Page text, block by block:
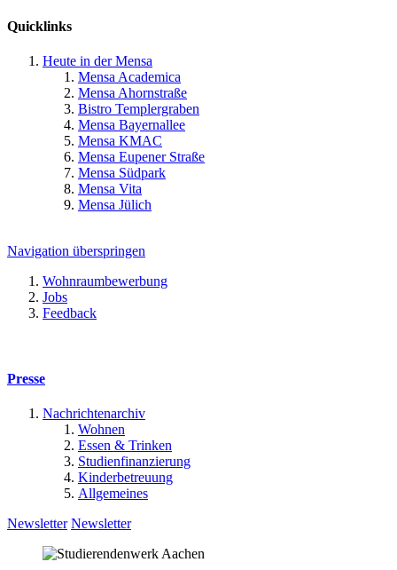
Quicklinks
Heute in der Mensa
Mensa Academica
Mensa Ahornstraße
Bistro Templergraben
Mensa Bayernallee
Mensa KMAC
Mensa Eupener Straße
Mensa Südpark
Mensa Vita
Mensa Jülich
Navigation überspringen
Wohnraumbewerbung
Jobs
Feedback
Presse
Nachrichtenarchiv
Wohnen
Essen & Trinken
Studienfinanzierung
Kinderbetreuung
Allgemeines
Newsletter Newsletter